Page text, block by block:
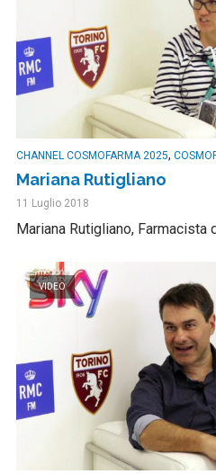
CHANNEL COSMOFARMA 2025,
Mariana Rutigliano
11 Luglio 2018
Mariana Rutigliano, Farmacista
VIDEO